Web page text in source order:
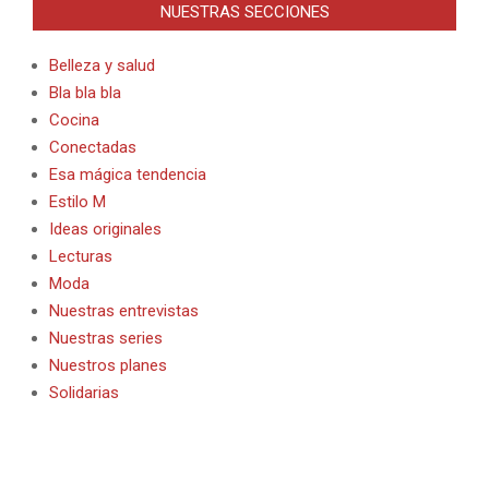
NUESTRAS SECCIONES
Belleza y salud
Bla bla bla
Cocina
Conectadas
Esa mágica tendencia
Estilo M
Ideas originales
Lecturas
Moda
Nuestras entrevistas
Nuestras series
Nuestros planes
Solidarias